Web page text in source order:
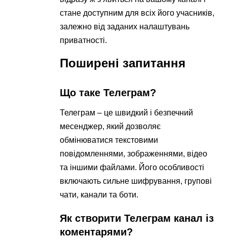
стане доступним для всіх його учасників,
залежно від заданих налаштувань
приватності.
Поширені запитання
Що таке Телеграм?
Телеграм – це швидкий і безпечний
месенджер, який дозволяє
обмінюватися текстовими
повідомленнями, зображеннями, відео
та іншими файлами. Його особливості
включають сильне шифрування, групові
чати, канали та боти.
Як створити Телеграм канал із
коментарями?